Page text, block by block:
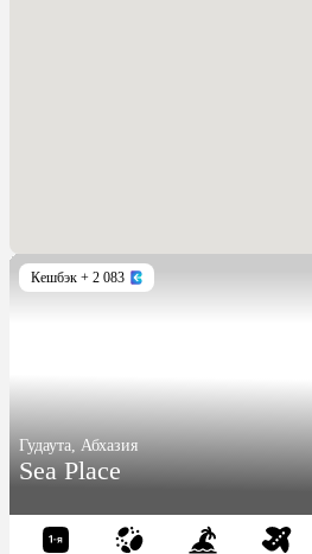
Кешбэк + 2 083
Гудаута, Абхазия
Sea Place